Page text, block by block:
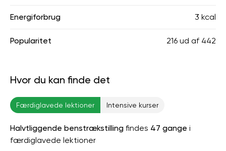
Energiforbrug 3 kcal
Popularitet 216 ud af 442
Hvor du kan finde det
Færdiglavede lektioner Intensive kurser
Halvtliggende benstrækstilling findes 47 gange i
færdiglavede lektioner